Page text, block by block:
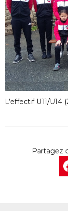
L’effectif U11/U14